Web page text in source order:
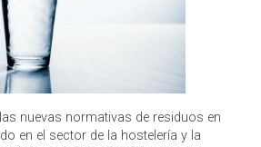
nuevas normativas de residuos en
en el sector de la hostelería y la